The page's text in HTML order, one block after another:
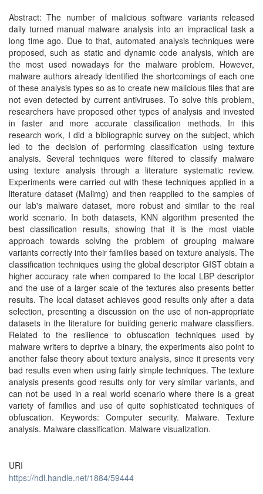
Abstract: The number of malicious software variants released
daily turned manual malware analysis into an impractical task a
long time ago. Due to that, automated analysis techniques were
proposed, such as static and dynamic code analysis, which are
the most used nowadays for the malware problem. However,
malware authors already identified the shortcomings of each one
of these analysis types so as to create new malicious files that are
not even detected by current antiviruses. To solve this problem,
researchers have proposed other types of analysis and invested
in faster and more accurate classification methods. In this
research work, I did a bibliographic survey on the subject, which
led to the decision of performing classification using texture
analysis. Several techniques were filtered to classify malware
using texture analysis through a literature systematic review.
Experiments were carried out with these techniques applied in a
literature dataset (Malimg) and then reapplied to the samples of
our lab's malware dataset, more robust and similar to the real
world scenario. In both datasets, KNN algorithm presented the
best classification results, showing that it is the most viable
approach towards solving the problem of grouping malware
variants correctly into their families based on texture analysis. The
classification techniques using the global descriptor GIST obtain a
higher accuracy rate when compared to the local LBP descriptor
and the use of a larger scale of the textures also presents better
results. The local dataset achieves good results only after a data
selection, presenting a discussion on the use of non-appropriate
datasets in the literature for building generic malware classifiers.
Related to the resilience to obfuscation techniques used by
malware writers to deprive a binary, the experiments also point to
another false theory about texture analysis, since it presents very
bad results even when using fairly simple techniques. The texture
analysis presents good results only for very similar variants, and
can not be used in a real world scenario where there is a great
variety of families and use of quite sophisticated techniques of
obfuscation. Keywords: Computer security. Malware. Texture
analysis. Malware classification. Malware visualization.
URI
https://hdl.handle.net/1884/59444